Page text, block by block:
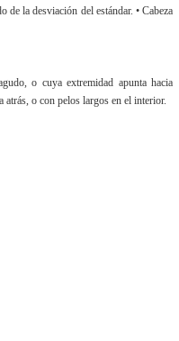
de la desviación del estándar. • Cabeza
o cuya extremidad apunta hacia
atrás, o con pelos largos en el interior.